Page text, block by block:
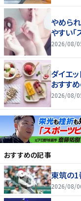
やめら
やすい「
2026/08/
ダイエ
おすす
2026/08/
おすすめの記事
東筑の1
2026/08/